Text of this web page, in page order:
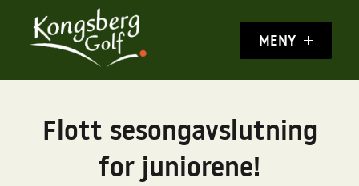
MENY
Flott sesongavslutning
for juniorene!